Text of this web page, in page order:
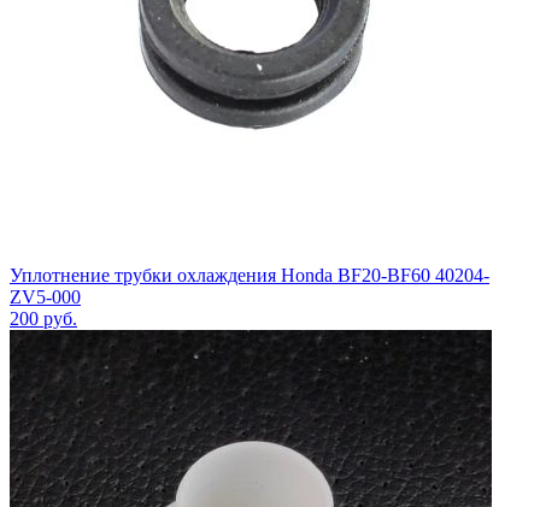
Уплотнение трубки охлаждения Honda BF20-BF60 40204-
ZV5-000
200 руб.